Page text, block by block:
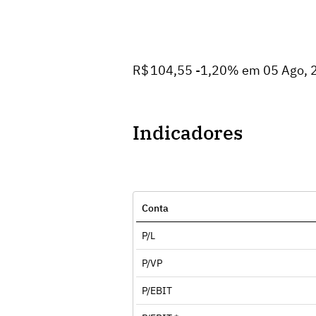
R$ 104,55 -1,20% em 05 Ago,
Indicadores
Conta
P/L
P/VP
P/EBIT